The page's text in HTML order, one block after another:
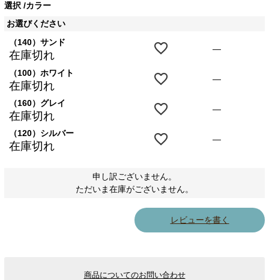
選択 カラー
お選びください
（140）サンド
在庫切れ
—
（100）ホワイト
在庫切れ
—
（160）グレイ
在庫切れ
—
（120）シルバー
在庫切れ
—
申し訳ございません。
ただいま在庫がございません。
レビューを書く
商品についてのお問い合わせ